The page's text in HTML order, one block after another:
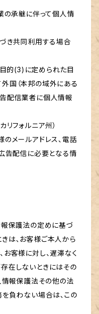
の承継に伴って個人情
き共同利用する場合
的(3)に定められた目
国（本邦の域外にある
配信業者に個人情報
フォルニア州）
のメールアドレス、電話
告配信に必要となる情
報保護法の定めに基づ
は、お客様ご本人から
客様に対し、遅滞なく
在しないときにはその
情報保護法その他の法
を負わない場合は、この